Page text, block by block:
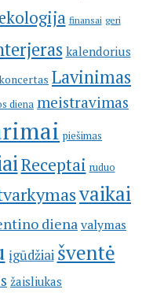
ekologija finansai geri
kalendorius
koncertas Lavinimas
diena meistravimas
piešimas
Receptai ruduo
vaikai
diena valymas
įgūdžiai šventė
žaisliukas